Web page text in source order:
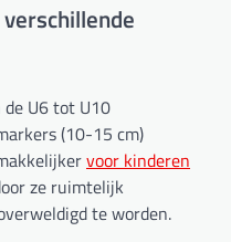
de U6 tot U10
(10-15 cm)
voor kinderen
ze ruimtelijk
te worden.